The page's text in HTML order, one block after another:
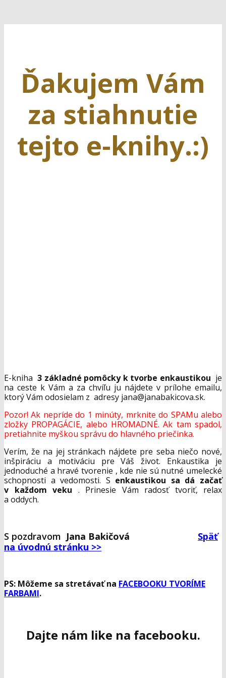
Ďakujem Vám
za stiahnutie
tejto e-knihy.:)
E-kniha3 základné pomôcky k tvorbe enkaustikou je
na ceste k Vám a za chvíľu ju nájdete v prílohe emailu,
ktorý Vám odosielam z adresy jana@janabakicova.sk.
Pozor! Ak nepríde do 1 minúty, mrknite do SPAMu alebo
zložky PROPAGÁCIE, alebo HROMADNÉ. Ak tam spadol,
pretiahnite myškou správu do hlavného priečinka.
Verím, že na jej stránkach nájdete pre seba niečo nové,
inšpiráciu a motiváciu pre Váš život. Enkaustika je
jednoduché a hravé tvorenie , kde nie sú nutné umelecké
schopnosti a vedomosti. S enkaustikou sa dá začať
v každom veku . Prinesie Vám radosť tvoriť, relax
a oddych.
S pozdravom Jana Bakičová Späť
na úvodnú stránku >>
PS: Môžeme sa stretávať na FACEBOOKU TVORÍME
FARBAMI.
Dajte nám like na facebooku.